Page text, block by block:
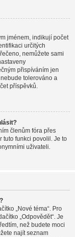
jménem, indikují počet
určitých
nemůžete sami
přispíváním jen
tolerováno a
příspěvků.
členům fóra přes
tuto funkci povolil. Je to
uživateli.
„Nové téma“. Pro
„Odpovědět“. Je
než budete moci
najít seznam